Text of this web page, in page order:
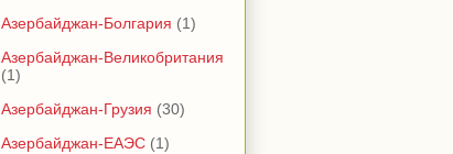
Азербайджан-Болгария (1)
Азербайджан-Великобритания
(1)
Азербайджан-Грузия (30)
Азербайджан-ЕАЭС (1)